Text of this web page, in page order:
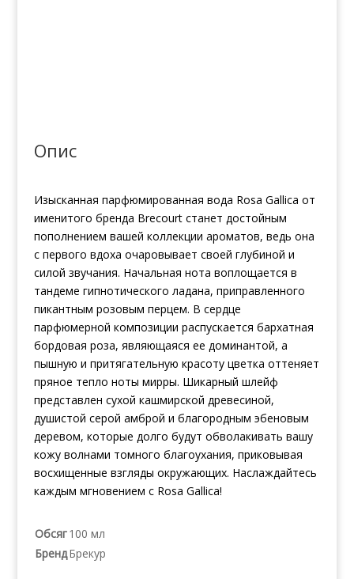
Опис
Изысканная парфюмированная вода Rosa Gallica от
именитого бренда Brecourt станет достойным
пополнением вашей коллекции ароматов, ведь она
с первого вдоха очаровывает своей глубиной и
силой звучания. Начальная нота воплощается в
тандеме гипнотического ладана, приправленного
пикантным розовым перцем. В сердце
парфюмерной композиции распускается бархатная
бордовая роза, являющаяся ее доминантой, а
пышную и притягательную красоту цветка оттеняет
пряное тепло ноты мирры. Шикарный шлейф
представлен сухой кашмирской древесиной,
душистой серой амброй и благородным эбеновым
деревом, которые долго будут обволакивать вашу
кожу волнами томного благоухания, приковывая
восхищенные взгляды окружающих. Наслаждайтесь
каждым мгновением с Rosa Gallica!
Обсяг100 мл
БрендБрекур